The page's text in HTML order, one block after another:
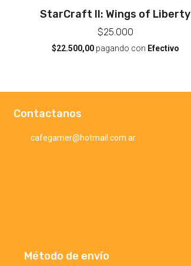
StarCraft II: Wings of Liberty
$25.000
$22.500,00pagando con Efectivo
Contactanos
cafegamer@hotmail.com.ar
Método de envío